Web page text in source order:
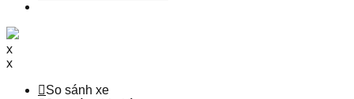
x
x
So sánh xe